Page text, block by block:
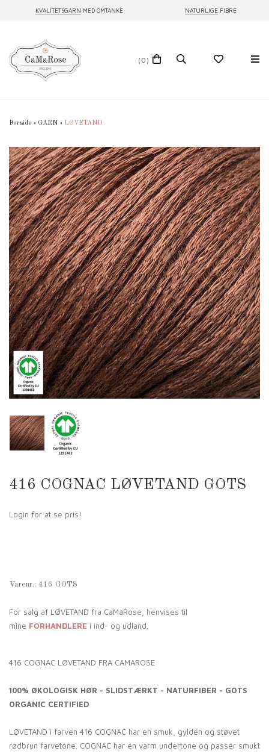
KVALITETSGARN MED OMTANKE NATURLIGE FIBRE
(0)
Forside » GARN » LØVETAND
416 COGNAC LØVETAND GOTS
Login for at se pris!
Varenr.: 416 GOTS
For salg af LØVETAND fra CaMaRose, henvises til
mine FORHANDLERE i ind- og udland.
416 COGNAC LØVETAND FRA CAMAROSE
100% ØKOLOGISK HØR - SLIDSTÆRKT - NATURFIBER - GOTS
ORGANIC CERTIFIED
LØVETAND i farven 416 COGNAC har en smuk, gylden og støvet
rødbrun farvetone. COGNAC har en varm undertone og passer smukt